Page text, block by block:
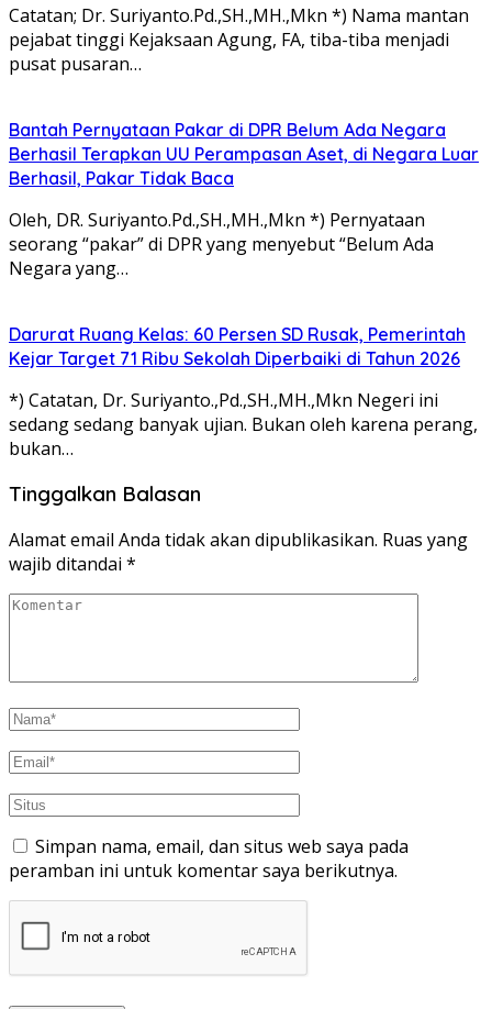
Catatan; Dr. Suriyanto.Pd.,SH.,MH.,Mkn *) Nama mantan
pejabat tinggi Kejaksaan Agung, FA, tiba-tiba menjadi
pusat pusaran…
Bantah Pernyataan Pakar di DPR Belum Ada Negara
Berhasil Terapkan UU Perampasan Aset, di Negara Luar
Berhasil, Pakar Tidak Baca
Oleh, DR. Suriyanto.Pd.,SH.,MH.,Mkn *) Pernyataan
seorang “pakar” di DPR yang menyebut “Belum Ada
Negara yang…
Darurat Ruang Kelas: 60 Persen SD Rusak, Pemerintah
Kejar Target 71 Ribu Sekolah Diperbaiki di Tahun 2026
*) Catatan, Dr. Suriyanto.,Pd.,SH.,MH.,Mkn Negeri ini
sedang sedang banyak ujian. Bukan oleh karena perang,
bukan…
Tinggalkan Balasan
Alamat email Anda tidak akan dipublikasikan. Ruas yang
wajib ditandai *
Simpan nama, email, dan situs web saya pada
peramban ini untuk komentar saya berikutnya.